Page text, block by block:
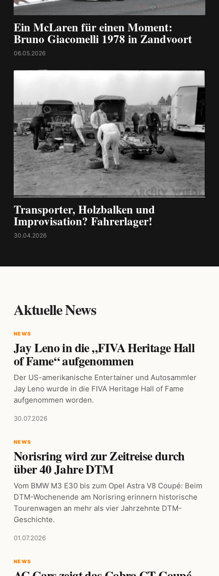
Ein McLaren für einen Moment:
Bruno Giacomelli 1978 in Zandvoort
06.05.2026
Transporter, Holzbalken und
Improvisation? Fahrerlager!
30.04.2026
Aktuelle News
NEWS
Jay Leno in die „FIVA Heritage Hall
of Fame“ aufgenommen
Der US-amerikanische Entertainer und Autosammler
Jay Leno wurde in die FIVA Heritage Hall of Fame
aufgenommen worden.
30.07.2026
NEWS
Norisring wird zur Zeitreise durch
über 40 Jahre DTM
Vom BMW M3 E30 bis zum Opel Astra V8 Coupé: Beim
DTM-Wochenende am Norisring erinnern historische
Tourenwagen an mehr als vier Jahrzehnte DTM-
Geschichte.
01.07.2026
NEWS